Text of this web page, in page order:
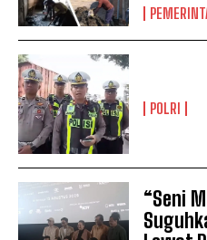
POLRI
“Seni